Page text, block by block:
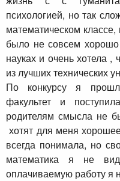
психологией, но так
математическом
было не совсем
науках и очень хотела
из лучших технических
По конкурсу я
факультет и
родителям смысла не
хотят для меня
всегда понимала, но
математика я не
оплачиваемую работу я